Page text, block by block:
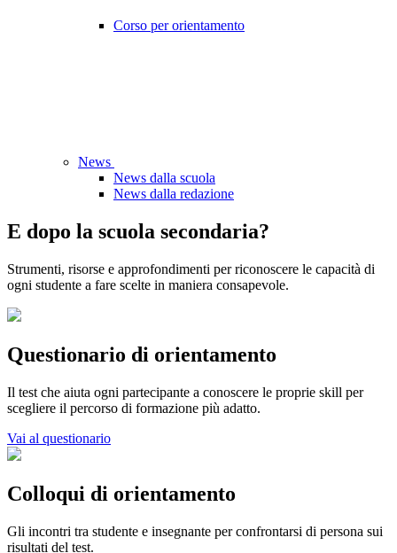
Corso per orientamento
News
News dalla scuola
News dalla redazione
E dopo la scuola secondaria?
Strumenti, risorse e approfondimenti per riconoscere le capacità di
ogni studente a fare scelte in maniera consapevole.
Questionario di orientamento
Il test che aiuta ogni partecipante a conoscere le proprie skill per
scegliere il percorso di formazione più adatto.
Vai al questionario
Colloqui di orientamento
Gli incontri tra studente e insegnante per confrontarsi di persona sui
risultati del test.